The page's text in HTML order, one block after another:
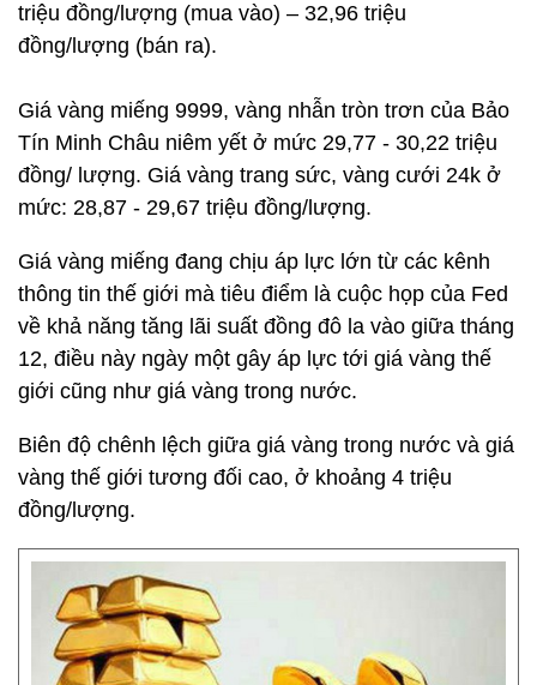
triệu đồng/lượng (mua vào) – 32,96 triệu
đồng/lượng (bán ra).
Giá vàng miếng 9999, vàng nhẫn tròn trơn của Bảo
Tín Minh Châu niêm yết ở mức 29,77 - 30,22 triệu
đồng/ lượng. Giá vàng trang sức, vàng cưới 24k ở
mức: 28,87 - 29,67 triệu đồng/lượng.
Giá vàng miếng đang chịu áp lực lớn từ các kênh
thông tin thế giới mà tiêu điểm là cuộc họp của Fed
về khả năng tăng lãi suất đồng đô la vào giữa tháng
12, điều này ngày một gây áp lực tới giá vàng thế
giới cũng như giá vàng trong nước.
Biên độ chênh lệch giữa giá vàng trong nước và giá
vàng thế giới tương đối cao, ở khoảng 4 triệu
đồng/lượng.